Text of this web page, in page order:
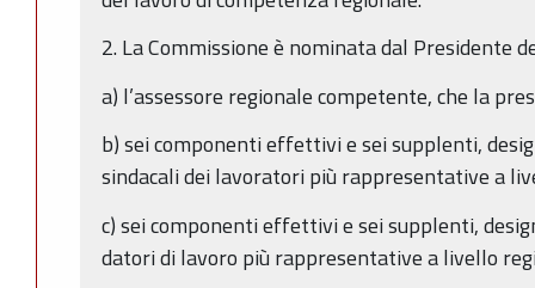
2. La Commissione è nominata dal Presidente
a) l’assessore regionale competente, che la
b) sei componenti effettivi e sei supplenti,
sindacali dei lavoratori più rappresentative a
c) sei componenti effettivi e sei supplenti,
datori di lavoro più rappresentative a livello